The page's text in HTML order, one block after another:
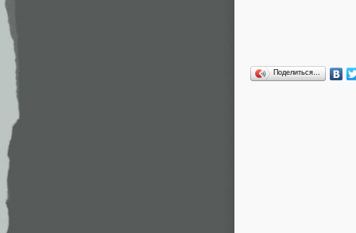
Поделиться…